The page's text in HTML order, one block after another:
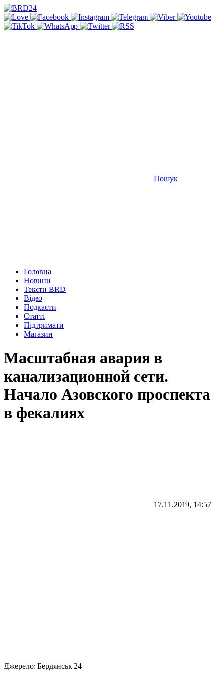
Пошук
Головна
Новини
Тексти BRD
Відео
Подкасти
Статті
Підтримати
Магазин
Масштабная авария в
канализационной сети.
Начало Азовского проспекта
в фекалиях
17.11.2019, 14:57
Джерело: Бердянськ 24